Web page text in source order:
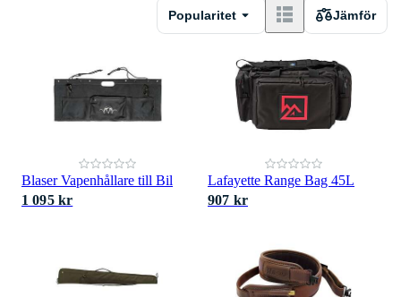
Popularitet Jämför
Blaser Vapenhållare till Bil
1 095 kr
Lafayette Range Bag 45L
907 kr